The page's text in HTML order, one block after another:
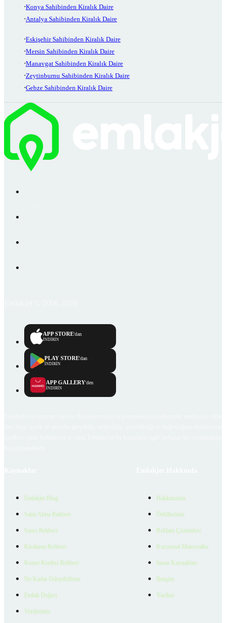
Konya Sahibinden Kiralık Daire
Antalya Sahibinden Kiralık Daire
Eskişehir Sahibinden Kiralık Daire
Mersin Sahibinden Kiralık Daire
Manavgat Sahibinden Kiralık Daire
Zeytinburnu Sahibinden Kiralık Daire
Gebze Sahibinden Kiralık Daire
APP STORE'dan
İNDİRİN
PLAY STORE'dan
İNDİRİN
APP GALLERY'den
İNDİRİN
Emlakjet Blog
Satın Alma Rehberi
Satıcı Rehberi
Kiralama Rehberi
Konut Kredisi Rehberi
Ne Kadar Ödeyebilirim
Emlak Değeri
Verilerimiz
Hakkımızda
Ödüllerimiz
Reklam Çözümleri
Kurumsal Materyaller
İnsan Kaynakları
İletişim
Yardım